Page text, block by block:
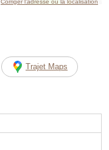
Corriger l’adresse ou la localisation
Trajet Maps